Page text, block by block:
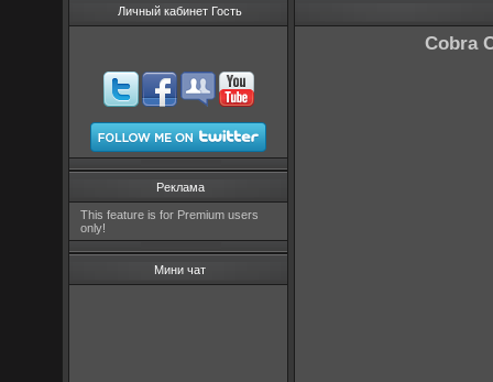
Личный кабинет Гость
Реклама
This feature is for Premium users
only!
Мини чат
Cobra